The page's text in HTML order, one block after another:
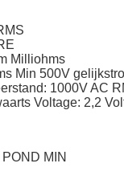
Milliohms
Min 500V
1000V AC
Voltage: 2,2
MIN